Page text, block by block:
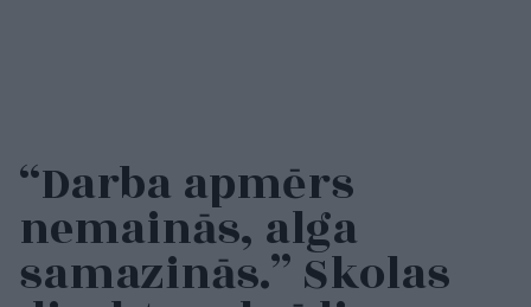
“Darba apmērs
nemainās, alga
samazinās.” Skolas